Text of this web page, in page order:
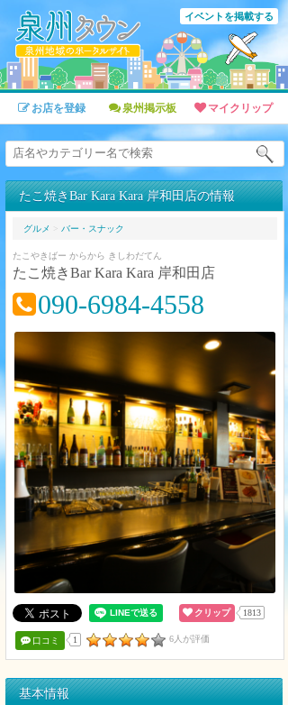
イベントを掲載する
お店を登録 泉州掲示板 マイクリップ
たこ焼きBar Kara Kara 岸和田店の情報
グルメ > バー・スナック
たこやきばー からから きしわだてん
たこ焼きBar Kara Kara 岸和田店
090-6984-4558
クリップ 1813
口コミ 1 6人が評価
基本情報